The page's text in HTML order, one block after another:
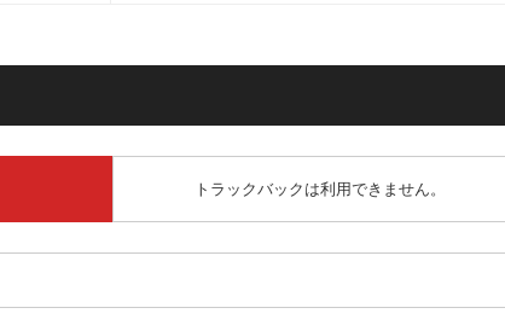
トラックバックは利用できません。